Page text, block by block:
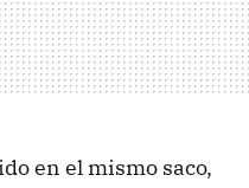
en el mismo saco,